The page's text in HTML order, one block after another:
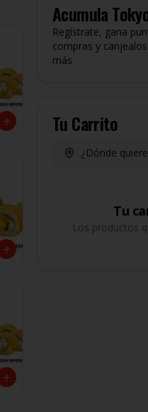
Acumula
Regístrate, gana
compras y
más
Tu Carrito
¿Dónde
Tu
Los productos